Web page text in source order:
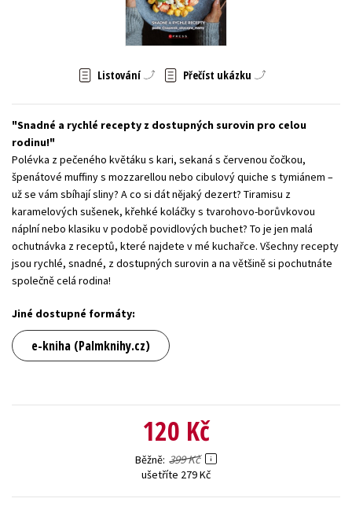
Zahraniční literatura
Listování Přečíst ukázku
Snadné a rychlé recepty z dostupných surovin pro celou
rodinu!
Polévka z pečeného květáku s kari, sekaná s červenou čočkou,
špenátové muffiny s mozzarellou nebo cibulový quiche s tymiánem –
už se vám sbíhají sliny? A co si dát nějaký dezert? Tiramisu z
karamelových sušenek, křehké koláčky s tvarohovo-borůvkovou
náplní nebo klasiku v podobě povidlových buchet? To je jen malá
ochutnávka z receptů, které najdete v mé kuchařce. Všechny recepty
jsou rychlé, snadné, z dostupných surovin a na většině si pochutnáte
společně celá rodina!
Jiné dostupné formáty:
e-kniha (Palmknihy.cz)
120 Kč
Běžně 399 Kč
ušetříte 279 Kč